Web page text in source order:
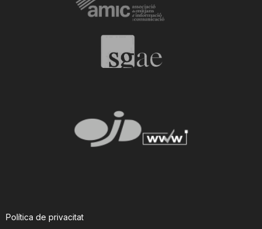
Política de privacitat